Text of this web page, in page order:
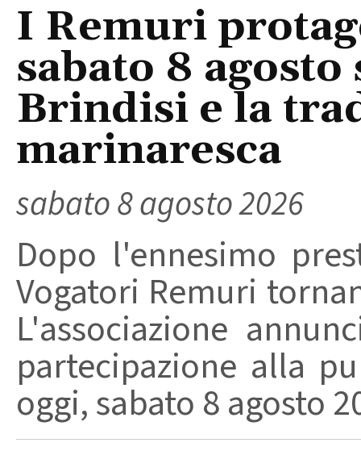
I Remuri
sabato 8
Brindisi e la
marinaresca
sabato 8 agosto 2026
Dopo l'ennesimo
Vogatori Remuri
L'associazione
partecipazione alla
oggi, sabato 8 agosto